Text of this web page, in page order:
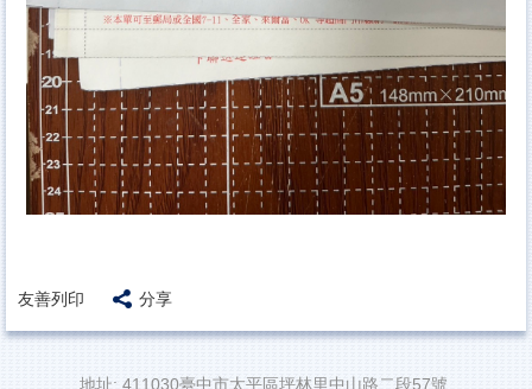
友善列印 分享
地址: 411030臺中市太平區坪林里中山路二段57號